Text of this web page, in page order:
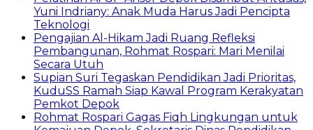
Yuni Indriany: Anak Muda Harus Jadi Pencipta
Teknologi
Pengajian Al-Hikam Jadi Ruang Refleksi
Pembangunan, Rohmat Rospari: Mari Menilai
Secara Utuh
Supian Suri Tegaskan Pendidikan Jadi Prioritas,
KuduSS Ramah Siap Kawal Program Kerakyatan
Pemkot Depok
Rohmat Rospari Gagas Fiqh Lingkungan untuk